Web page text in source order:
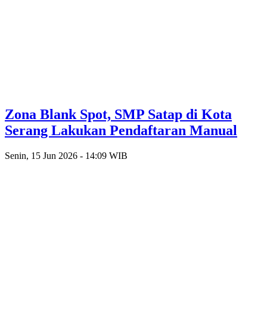
Zona Blank Spot, SMP Satap di Kota
Serang Lakukan Pendaftaran Manual
Senin, 15 Jun 2026 - 14:09 WIB